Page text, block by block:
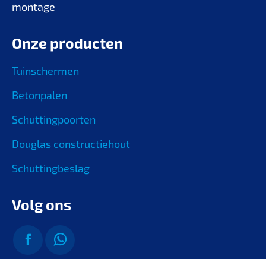
montage
Onze producten
Tuinschermen
Betonpalen
Schuttingpoorten
Douglas constructiehout
Schuttingbeslag
Volg ons
Vind ons op: